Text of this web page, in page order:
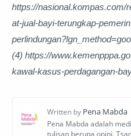
https://nasional.kompas.com/
at-jual-bayi-terungkap-
(4) https://
kawal-kasus-perdagangan-